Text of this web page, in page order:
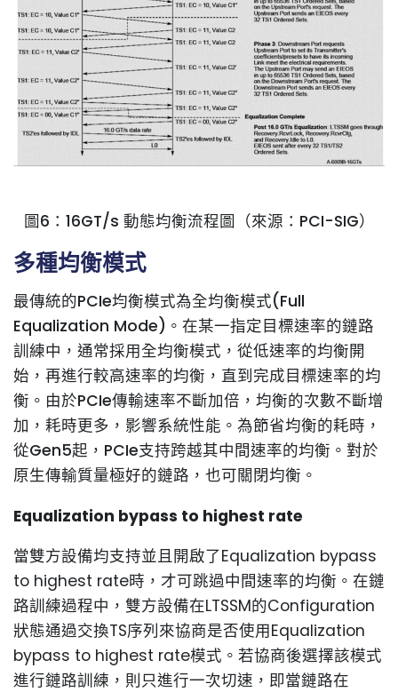
圖6：16GT/s 動態均衡流程圖（來源：PCI-SIG）
多種均衡模式
最傳統的PCIe均衡模式為全均衡模式(Full
Equalization Mode)。在某一指定目標速率的鏈路
訓練中，通常採用全均衡模式，從低速率的均衡開
始，再進行較高速率的均衡，直到完成目標速率的均
衡。由於PCIe傳輸速率不斷加倍，均衡的次數不斷增
加，耗時更多，影響系統性能。為節省均衡的耗時，
從Gen5起，PCIe支持跨越其中間速率的均衡。對於
原生傳輸質量極好的鏈路，也可關閉均衡。
Equalization bypass to highest rate
當雙方設備均支持並且開啟了Equalization bypass
to highest rate時，才可跳過中間速率的均衡。在鏈
路訓練過程中，雙方設備在LTSSM的Configuration
狀態通過交換TS序列來協商是否使用Equalization
bypass to highest rate模式。若協商後選擇該模式
進行鏈路訓練，則只進行一次切速，即當鏈路在